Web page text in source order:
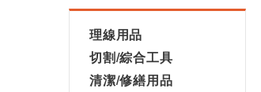
理線用品
切割/綜合工具
清潔/修繕用品